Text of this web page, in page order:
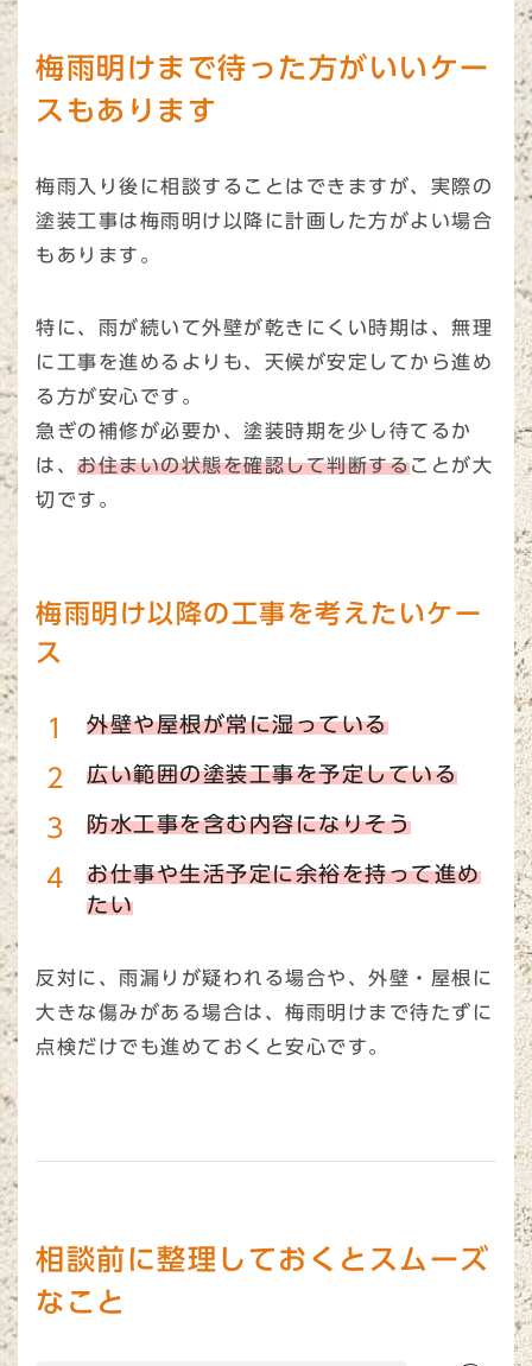
梅雨明けまで待った方がいいケー
スもあります
梅雨入り後に相談することはできますが、実際の
塗装工事は梅雨明け以降に計画した方がよい場合
もあります。
特に、雨が続いて外壁が乾きにくい時期は、無理
に工事を進めるよりも、天候が安定してから進め
る方が安心です。
急ぎの補修が必要か、塗装時期を少し待てるか
は、 お住まいの状態を確認して判断することが大
切です。
梅雨明け以降の工事を考えたいケー
ス
外壁や屋根が常に湿っている
広い範囲の塗装工事を予定している
防水工事を含む内容になりそう
お仕事や生活予定に余裕を持って進め
たい
反対に、雨漏りが疑われる場合や、外壁・屋根に
大きな傷みがある場合は、梅雨明けまで待たずに
点検だけでも進めておくと安心です。
相談前に整理しておくとスムーズ
なこと